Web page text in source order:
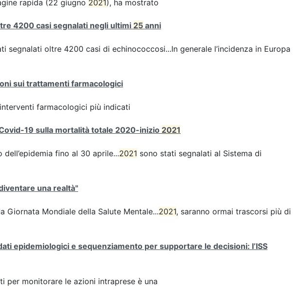
rapida (22 giugno 2021), ha mostrato
4200 casi segnalati negli ultimi 25 anni
segnalati oltre 4200 casi di echinococcosi...In generale l’incidenza in Europa
sui trattamenti farmacologici
farmacologici più indicati
Covid-19 sulla mortalità totale 2020-inizio 2021
dell’epidemia fino al 30 aprile...2021 sono stati segnalati al Sistema di
una realtà"
Giornata Mondiale della Salute Mentale...2021, saranno ormai trascorsi più di
epidemiologici e sequenziamento per supportare le decisioni: l’ISS
per monitorare le azioni intraprese è una